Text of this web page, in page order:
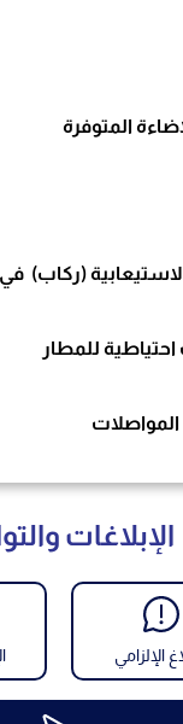
المتوفرة
(ركاب)
للمطار
الإبلاغات
الإلزامي